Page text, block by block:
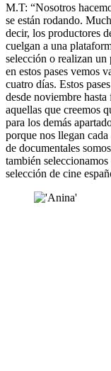
M.T: “Nosotros
se están rodando.
decir, los productores
cuelgan a una
selección o realizan un
en estos pases vemos
cuatro días. Estos
desde noviembre
aquellas que creemos
para los demás
porque nos llegan
de documentales
también
selección de cine